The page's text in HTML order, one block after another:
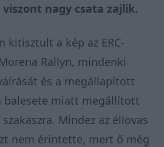
nagy csata zajlik.
kitisztult a kép az ERC-
Rallyn, mindenki
és a megállapított
balesete miatt megállított
Mindez az éllovas
nem érintette, mert ő még